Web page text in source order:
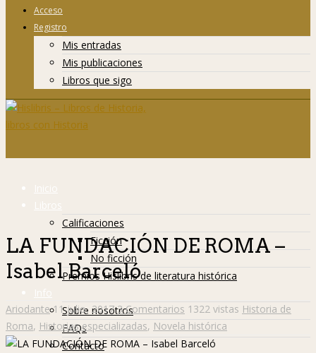
Acceso
Registro
Mis entradas
Mis publicaciones
Libros que sigo
Inicio
Libros
Calificaciones
Ficción
No ficción
Premios Hislibris de literatura histórica
Info
Sobre nosotros
FAQs
Contacto
LA FUNDACIÓN DE ROMA –
Isabel Barceló
Ariodante 11 julio, 2017 3 Comentarios 1322 vistas Historia de
Roma, Historias especializadas, Novela histórica